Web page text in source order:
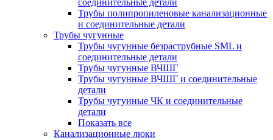
соединительные детали
Трубы полипропиленовые канализационные
и соединительные детали
Трубы чугунные
Трубы чугунные безраструбные SML и
соединительные детали
Трубы чугунные ВЧШГ
Трубы чугунные ВЧШГ и соединительные
детали
Трубы чугунные ЧК и соединительные
детали
Показать все
Канализационные люки